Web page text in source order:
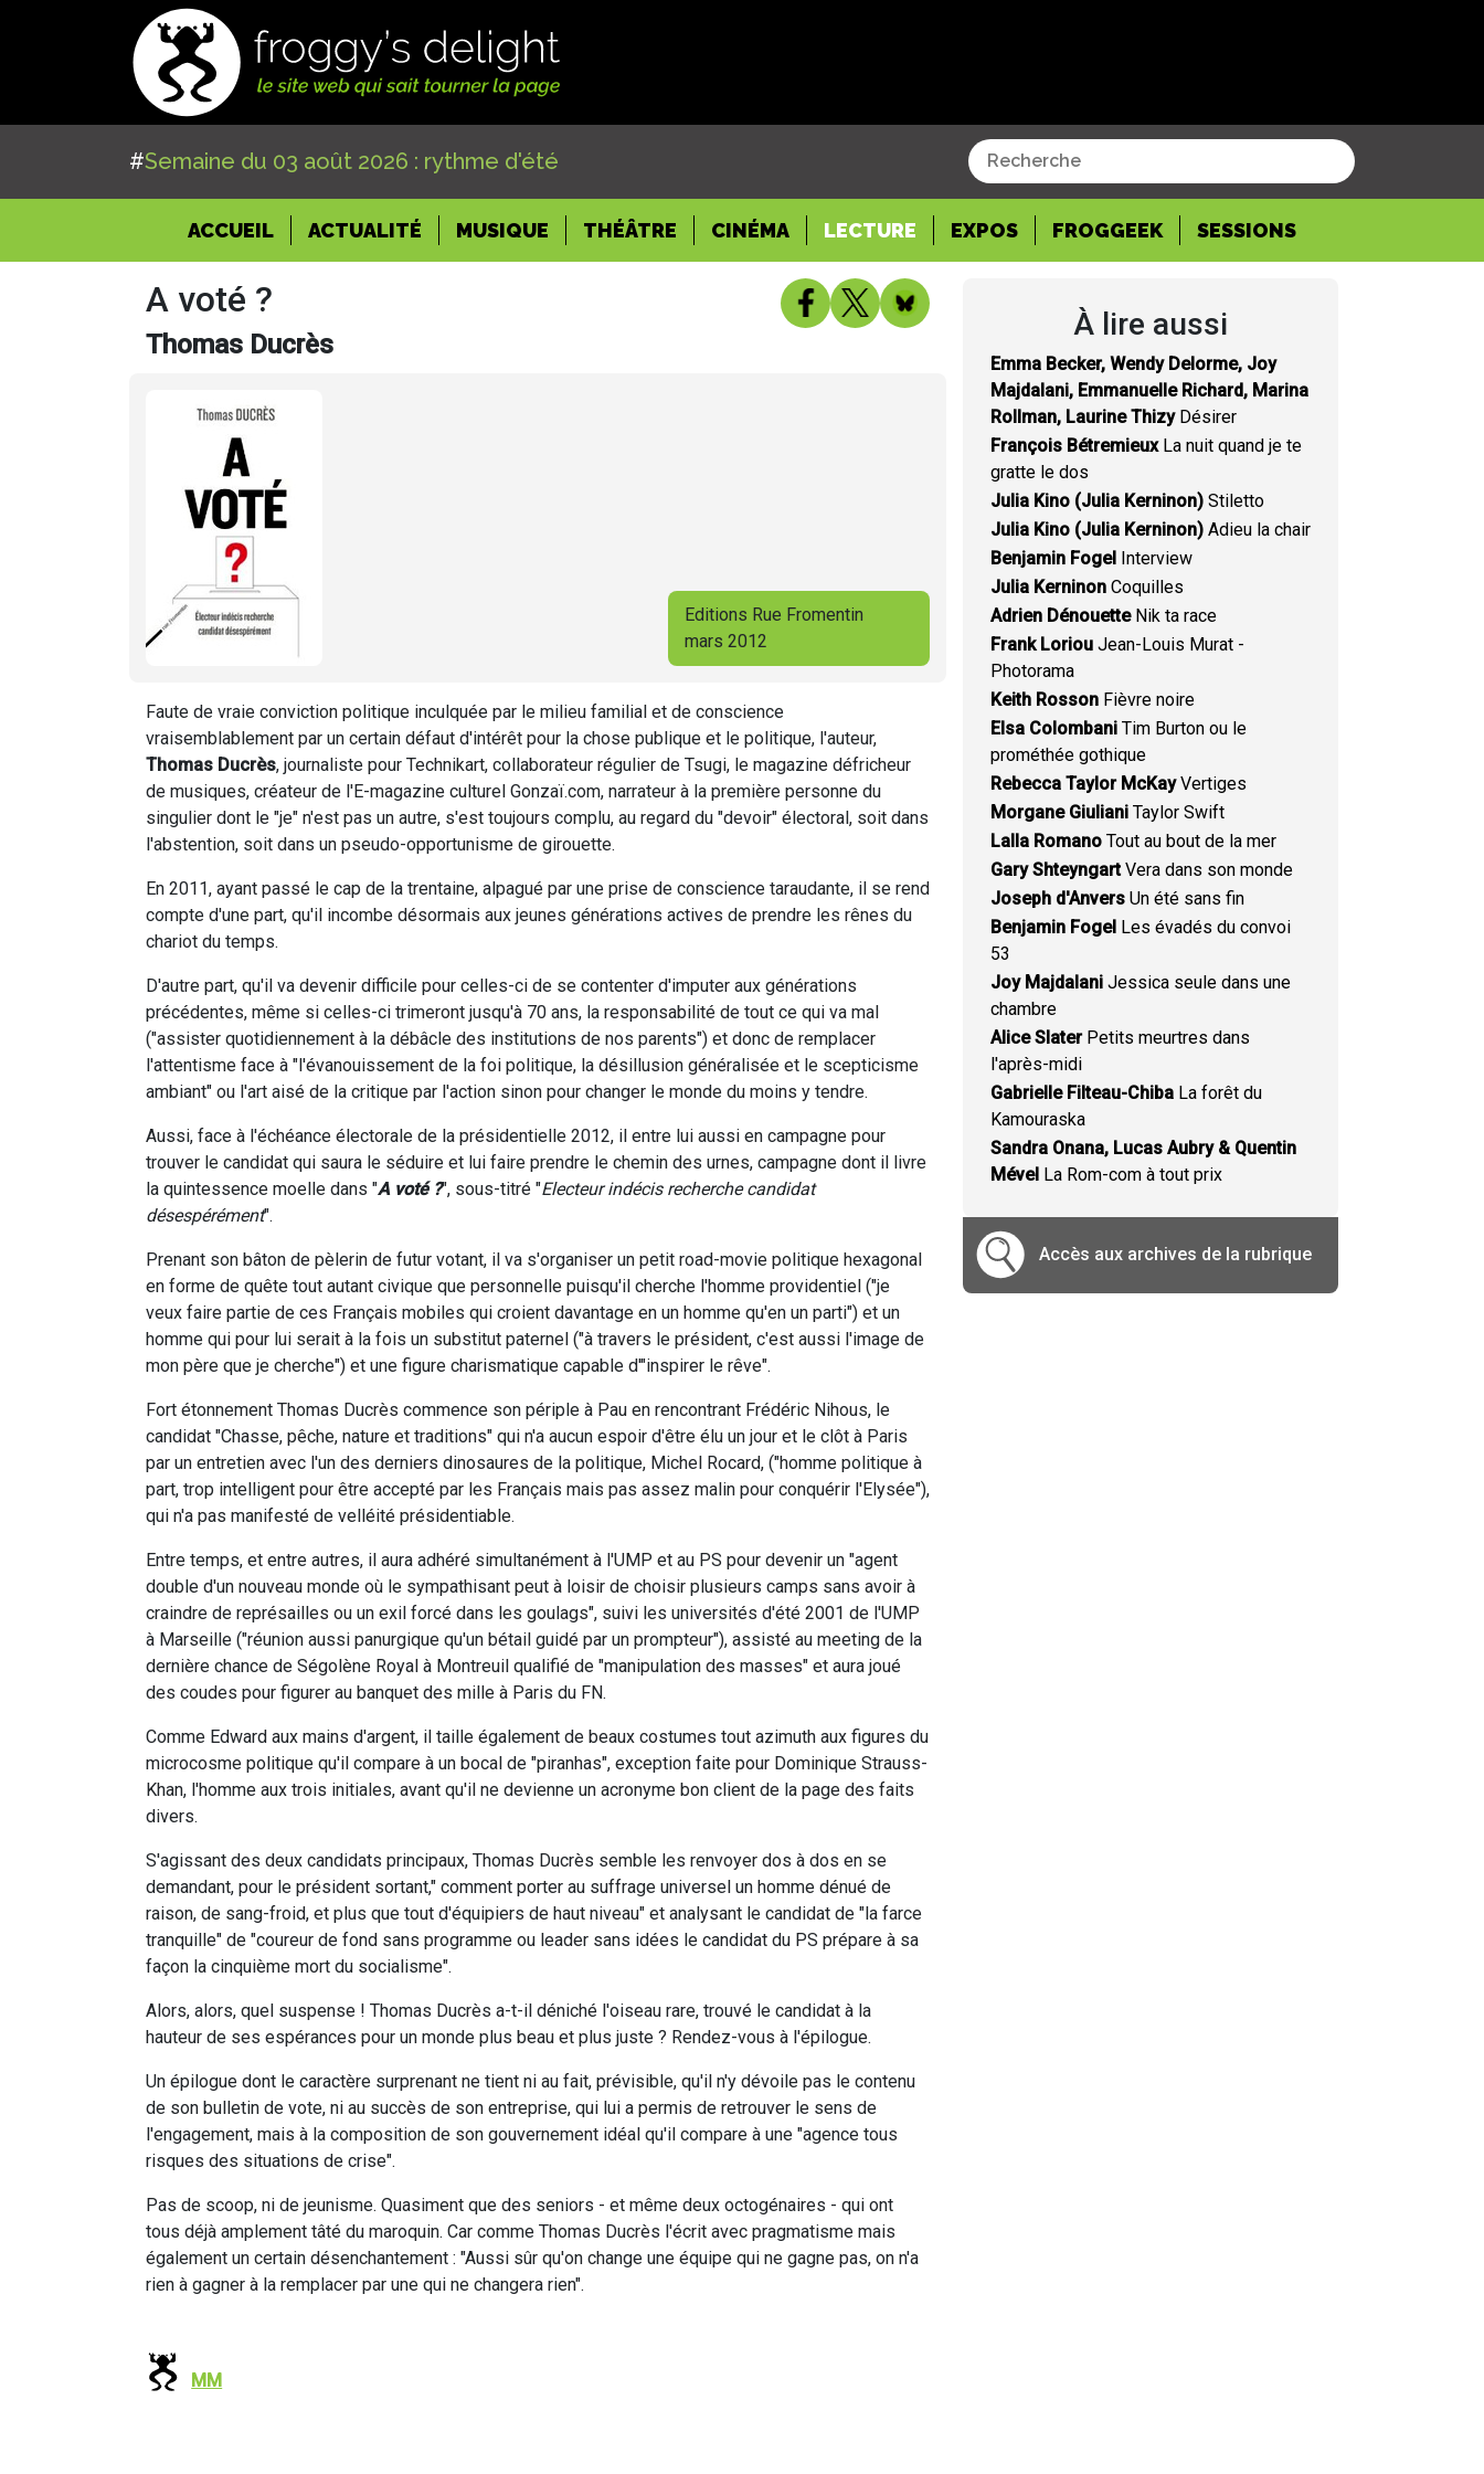
#Semaine du 03 août 2026 : rythme d'été
ACCUEIL(CURRENT)
ACTUALITÉ MUSIQUE THÉÂTRE CINÉMA LECTURE EXPOS FROGGEEK SESSIONS
A voté ?
Thomas Ducrès
Editions Rue Fromentin
mars 2012
Faute de vraie conviction politique inculquée par le milieu familial et de conscience
vraisemblablement par un certain défaut d'intérêt pour la chose publique et le politique, l'auteur,
Thomas Ducrès, journaliste pour Technikart, collaborateur régulier de Tsugi, le magazine défricheur
de musiques, créateur de l'E-magazine culturel Gonzaï.com, narrateur à la première personne du
singulier dont le "je" n'est pas un autre, s'est toujours complu, au regard du "devoir" électoral, soit dans
l'abstention, soit dans un pseudo-opportunisme de girouette.
En 2011, ayant passé le cap de la trentaine, alpagué par une prise de conscience taraudante, il se rend
compte d'une part, qu'il incombe désormais aux jeunes générations actives de prendre les rênes du
chariot du temps.
D'autre part, qu'il va devenir difficile pour celles-ci de se contenter d'imputer aux générations
précédentes, même si celles-ci trimeront jusqu'à 70 ans, la responsabilité de tout ce qui va mal
("assister quotidiennement à la débâcle des institutions de nos parents") et donc de remplacer
l'attentisme face à "l'évanouissement de la foi politique, la désillusion généralisée et le scepticisme
ambiant" ou l'art aisé de la critique par l'action sinon pour changer le monde du moins y tendre.
Aussi, face à l'échéance électorale de la présidentielle 2012, il entre lui aussi en campagne pour
trouver le candidat qui saura le séduire et lui faire prendre le chemin des urnes, campagne dont il livre
la quintessence moelle dans "A voté ?", sous-titré "Electeur indécis recherche candidat
désespérément".
Prenant son bâton de pèlerin de futur votant, il va s'organiser un petit road-movie politique hexagonal
en forme de quête tout autant civique que personnelle puisqu'il cherche l'homme providentiel ("je
veux faire partie de ces Français mobiles qui croient davantage en un homme qu'en un parti") et un
homme qui pour lui serait à la fois un substitut paternel ("à travers le président, c'est aussi l'image de
mon père que je cherche") et une figure charismatique capable d'"inspirer le rêve".
Fort étonnement Thomas Ducrès commence son périple à Pau en rencontrant Frédéric Nihous, le
candidat "Chasse, pêche, nature et traditions" qui n'a aucun espoir d'être élu un jour et le clôt à Paris
par un entretien avec l'un des derniers dinosaures de la politique, Michel Rocard, ("homme politique à
part, trop intelligent pour être accepté par les Français mais pas assez malin pour conquérir l'Elysée"),
qui n'a pas manifesté de velléité présidentiable.
Entre temps, et entre autres, il aura adhéré simultanément à l'UMP et au PS pour devenir un "agent
double d'un nouveau monde où le sympathisant peut à loisir de choisir plusieurs camps sans avoir à
craindre de représailles ou un exil forcé dans les goulags", suivi les universités d'été 2001 de l'UMP
à Marseille ("réunion aussi panurgique qu'un bétail guidé par un prompteur"), assisté au meeting de la
dernière chance de Ségolène Royal à Montreuil qualifié de "manipulation des masses" et aura joué
des coudes pour figurer au banquet des mille à Paris du FN.
Comme Edward aux mains d'argent, il taille également de beaux costumes tout azimuth aux figures du
microcosme politique qu'il compare à un bocal de "piranhas", exception faite pour Dominique Strauss-
Khan, l'homme aux trois initiales, avant qu'il ne devienne un acronyme bon client de la page des faits
divers.
S'agissant des deux candidats principaux, Thomas Ducrès semble les renvoyer dos à dos en se
demandant, pour le président sortant," comment porter au suffrage universel un homme dénué de
raison, de sang-froid, et plus que tout d'équipiers de haut niveau" et analysant le candidat de "la farce
tranquille" de "coureur de fond sans programme ou leader sans idées le candidat du PS prépare à sa
façon la cinquième mort du socialisme".
Alors, alors, quel suspense ! Thomas Ducrès a-t-il déniché l'oiseau rare, trouvé le candidat à la
hauteur de ses espérances pour un monde plus beau et plus juste ? Rendez-vous à l'épilogue.
Un épilogue dont le caractère surprenant ne tient ni au fait, prévisible, qu'il n'y dévoile pas le contenu
de son bulletin de vote, ni au succès de son entreprise, qui lui a permis de retrouver le sens de
l'engagement, mais à la composition de son gouvernement idéal qu'il compare à une "agence tous
risques des situations de crise".
Pas de scoop, ni de jeunisme. Quasiment que des seniors - et même deux octogénaires - qui ont
tous déjà amplement tâté du maroquin. Car comme Thomas Ducrès l'écrit avec pragmatisme mais
également un certain désenchantement : "Aussi sûr qu'on change une équipe qui ne gagne pas, on n'a
rien à gagner à la remplacer par une qui ne changera rien".
MM
À lire aussi
Emma Becker, Wendy Delorme, Joy
Majdalani, Emmanuelle Richard, Marina
Rollman, Laurine ThizyDésirer
François BétremieuxLa nuit quand je te
gratte le dos
Julia Kino (Julia Kerninon) Stiletto
Julia Kino (Julia Kerninon) Adieu la chair
Benjamin Fogel Interview
Julia Kerninon Coquilles
Adrien DénouetteNik ta race
Frank Loriou Jean-Louis Murat -
Photorama
Keith Rosson Fièvre noire
Elsa Colombani Tim Burton ou le
prométhée gothique
Rebecca Taylor McKayVertiges
Morgane Giuliani Taylor Swift
Lalla Romano Tout au bout de la mer
Gary ShteyngartVera dans son monde
Joseph d'Anvers Un été sans fin
Benjamin Fogel Les évadés du convoi
53
Joy Majdalani Jessica seule dans une
chambre
Alice SlaterPetits meurtres dans
l'après-midi
Gabrielle Filteau-Chiba La forêt du
Kamouraska
Sandra Onana, Lucas Aubry & Quentin
Mével La Rom-com à tout prix
Accès aux archives de la rubrique